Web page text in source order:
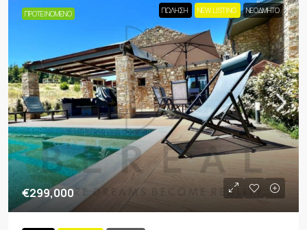
ΠΡΟΤΕΙΝΌΜΕΝΟ ΠΏΛΗΣΗ NEW LISTING ΝΕΟΔΜΗΤΟ
€299,000